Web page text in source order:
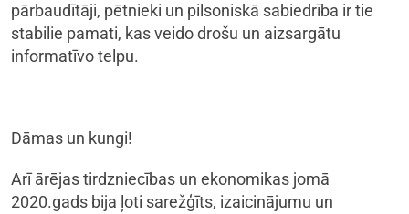
pārbaudītāji, pētnieki un pilsoniskā sabiedrība ir tie
stabilie pamati, kas veido drošu un aizsargātu
informatīvo telpu.
Dāmas un kungi!
Arī ārējas tirdzniecības un ekonomikas jomā
2020.gads bija ļoti sarežģīts, izaicinājumu un